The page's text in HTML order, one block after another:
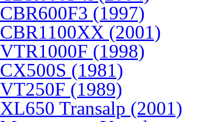
CBR600F3 (1997)
CBR1100XX (2001)
VTR1000F (1998)
CX500S (1981)
VT250F (1989)
XL650 Transalp (2001)